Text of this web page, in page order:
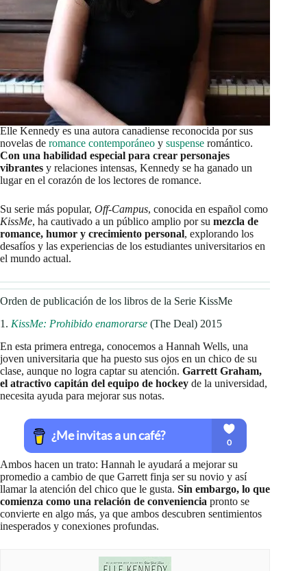
Elle Kennedy es una autora canadiense reconocida por sus
novelas de romance contemporáneo y suspense romántico.
Con una habilidad especial para crear personajes
vibrantes y relaciones intensas, Kennedy se ha ganado un
lugar en el corazón de los lectores de romance.
Su serie más popular, Off-Campus, conocida en español como
KissMe, ha cautivado a un público amplio por su mezcla de
romance, humor y crecimiento personal, explorando los
desafíos y las experiencias de los estudiantes universitarios en
el mundo actual.
Orden de publicación de los libros de la Serie KissMe
1. KissMe: Prohibido enamorarse (The Deal) 2015
En esta primera entrega, conocemos a Hannah Wells, una
joven universitaria que ha puesto sus ojos en un chico de su
clase, aunque no logra captar su atención. Garrett Graham,
el atractivo capitán del equipo de hockey de la universidad,
necesita ayuda para mejorar sus notas.
Ambos hacen un trato: Hannah le ayudará a mejorar su
promedio a cambio de que Garrett finja ser su novio y así
llamar la atención del chico que le gusta. Sin embargo, lo que
comienza como una relación de conveniencia pronto se
convierte en algo más, ya que ambos descubren sentimientos
inesperados y conexiones profundas.